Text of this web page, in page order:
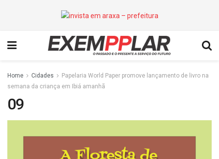
Home Cidades
Papelaria World Paper promove lançamento de livro na
semana da criança em Ibiá amanhã
09